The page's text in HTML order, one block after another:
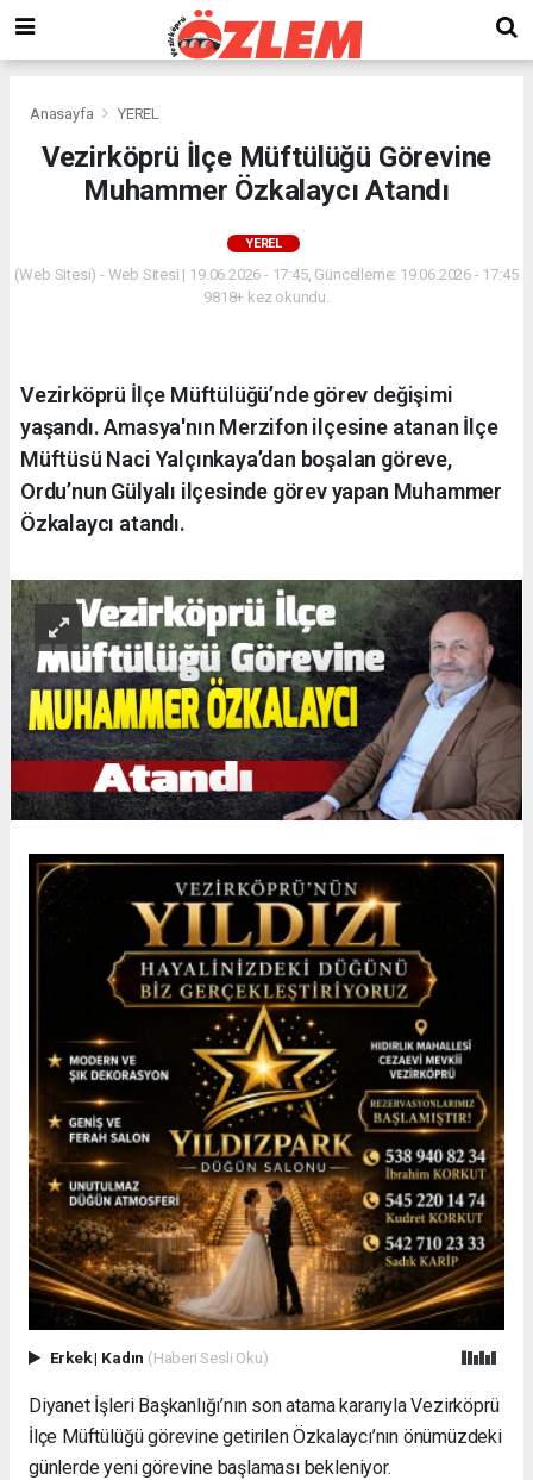
Anasayfa YEREL
Vezirköprü İlçe Müftülüğü Görevine
Muhammer Özkalaycı Atandı
YEREL
(Web Sitesi) - Web Sitesi | 19.06.2026 - 17:45, Güncelleme: 19.06.2026 - 17:45
9818+ kez okundu.
Vezirköprü İlçe Müftülüğü’nde görev değişimi
yaşandı. Amasya'nın Merzifon ilçesine atanan İlçe
Müftüsü Naci Yalçınkaya’dan boşalan göreve,
Ordu’nun Gülyalı ilçesinde görev yapan Muhammer
Özkalaycı atandı.
Erkek| Kadın (Haberi Sesli Oku)
Diyanet İşleri Başkanlığı’nın son atama kararıyla Vezirköprü
İlçe Müftülüğü görevine getirilen Özkalaycı’nın önümüzdeki
günlerde yeni görevine başlaması bekleniyor.